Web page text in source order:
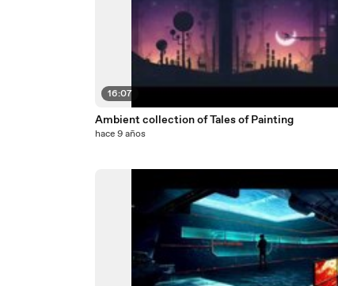
16:07
Ambient collection of Tales of Painting
hace 9 años